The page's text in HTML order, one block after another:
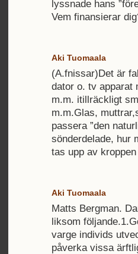
lyssnade hans
Vem finansierar
Aki Tuomaala
(A.fnissar)Det är
dator o. tv apparat
m.m. itillräckligt
m.m.Glas,
passera ”den
sönderdelade, hur
tas upp av
Aki Tuomaala
Matts Bergman.
liksom
varge individs
påverka vissa